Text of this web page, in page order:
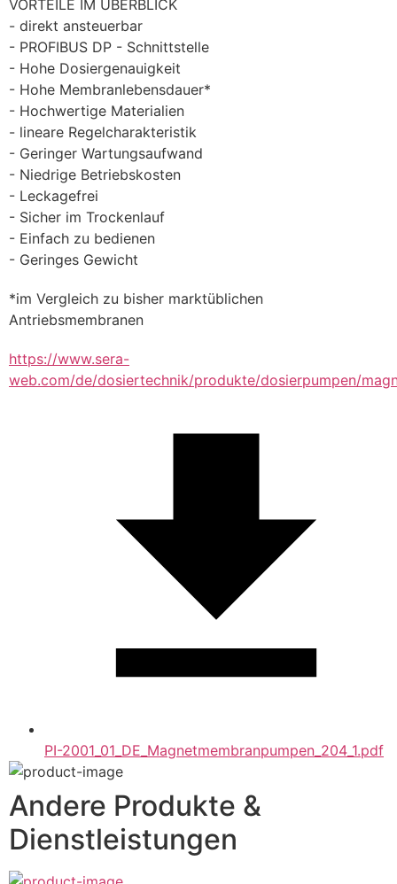
VORTEILE IM ÜBERBLICK
- direkt ansteuerbar
- PROFIBUS DP - Schnittstelle
- Hohe Dosiergenauigkeit
- Hohe Membranlebensdauer*
- Hochwertige Materialien
- lineare Regelcharakteristik
- Geringer Wartungsaufwand
- Niedrige Betriebskosten
- Leckagefrei
- Sicher im Trockenlauf
- Einfach zu bedienen
- Geringes Gewicht
*im Vergleich zu bisher marktüblichen
Antriebsmembranen
https://www.sera-
web.com/de/dosiertechnik/produkte/dosierpumpen/
PI-2001_01_DE_Magnetmembranpumpen_204_1.pdf
Andere Produkte &
Dienstleistungen